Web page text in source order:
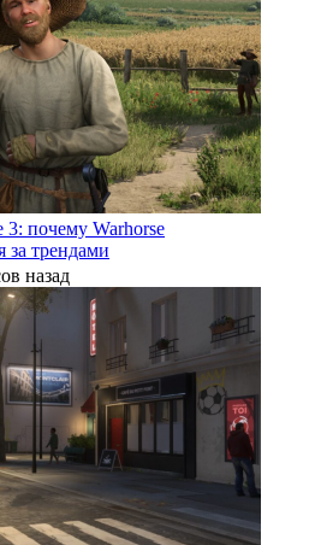
почему Warhorse
за трендами
назад